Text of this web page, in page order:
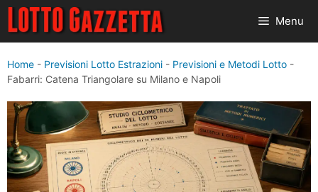
Vai
contenuto
Menu
Home - Previsioni Lotto Estrazioni - Previsioni e Metodi Lotto -
Fabarri: Catena Triangolare su Milano e Napoli